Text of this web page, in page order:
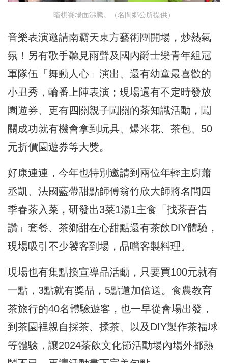
暗棋賽場面沸騰。（名間鄉公所提供）
音樂表演邀請南霸天東方藝術團開場，炒熱氣
氛！另有歌手聽見雨聲及國內爵士樂青年組冠
軍隊伍「舞動人心」演出、還有幼童最喜歡的
小丑秀，輪番上陣表演；現場還有不定時發放
園遊券、更有四關親子闖關的茶知識活動，闖
關成功就有機會拿到玩具、爆米花、茶包、50
元折價園遊券等大獎。
好康連連，今年也特別邀請到兩位年輕主廚蕭
丞凱、法國藍帶甜點師傅翁竹欣大師將名間四
季春茶入菜，研發出3菜1湯1主食「找茶吾告
讚」套餐、茶鄉甜在心甜點還有茶飲DIY體驗，
現場吸引不少饕客到場，品嚐客製料理。
現場也有集點換宣導品活動，只要買100元就有
一點，3點就有獎品，5點還加倍送。食農教育
茶旅行的40名體驗遊客，也一早從會場出發，
到茶園裡親自採茶、揉茶、以及DIY製作茶福球
等體驗，讓2024茶飲文化節活動場內場外都熱